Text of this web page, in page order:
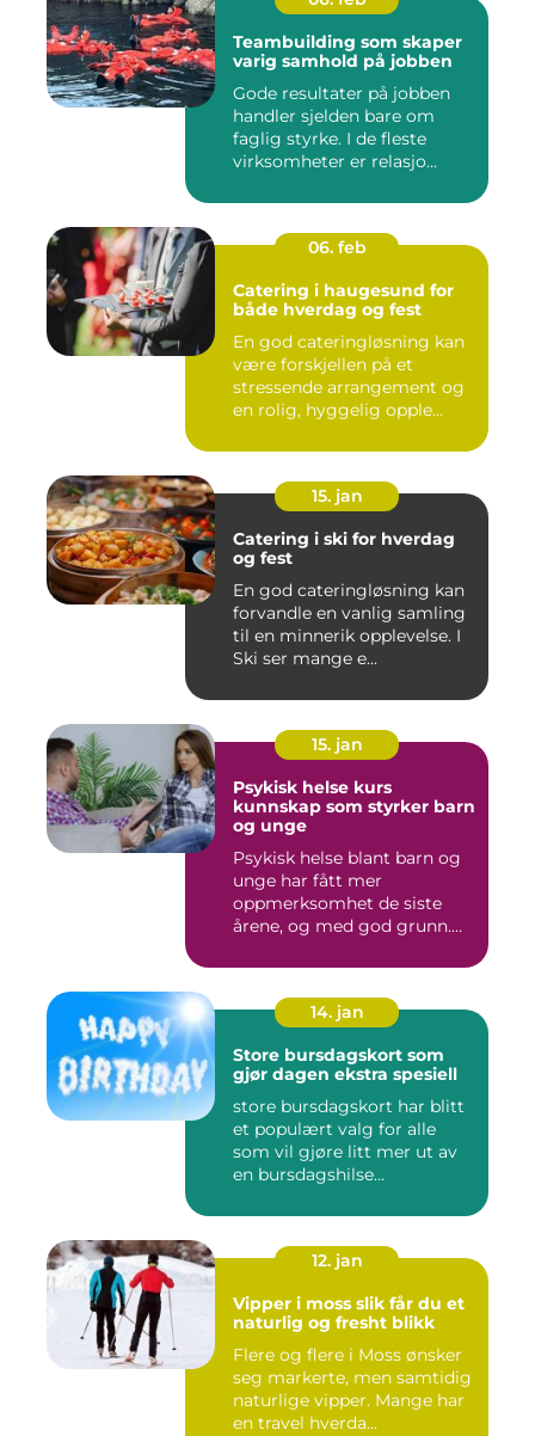
Teambuilding som skaper
varig samhold på jobben
Gode resultater på jobben
handler sjelden bare om
faglig styrke. I de fleste
virksomheter er relasjo...
06. feb
Catering i haugesund for
både hverdag og fest
En god cateringløsning kan
være forskjellen på et
stressende arrangement og
en rolig, hyggelig opple...
15. jan
Catering i ski for hverdag
og fest
En god cateringløsning kan
forvandle en vanlig samling
til en minnerik opplevelse. I
Ski ser mange e...
15. jan
Psykisk helse kurs
kunnskap som styrker barn
og unge
Psykisk helse blant barn og
unge har fått mer
oppmerksomhet de siste
årene, og med god grunn.
14. jan
Store bursdagskort som
gjør dagen ekstra spesiell
store bursdagskort har blitt
et populært valg for alle
som vil gjøre litt mer ut av
en bursdagshilse...
12. jan
Vipper i moss slik får du et
naturlig og fresht blikk
Flere og flere i Moss ønsker
seg markerte, men samtidig
naturlige vipper. Mange har
en travel hverda...